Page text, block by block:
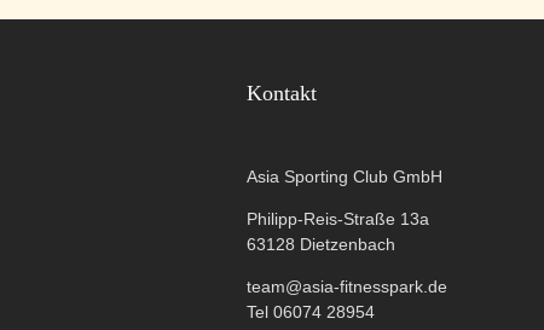
Kontakt
Asia Sporting Club GmbH
Philipp-Reis-Straße 13a
63128 Dietzenbach
team@asia-fitnesspark.de
Tel 06074 28954